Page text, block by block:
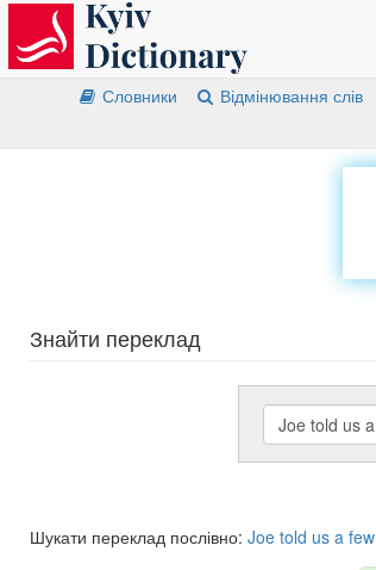
Словники Відмінювання слів
Знайти переклад
Шукати переклад послівно: Joe told us a few